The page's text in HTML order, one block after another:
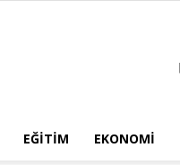
EĞITIM EKONOMI